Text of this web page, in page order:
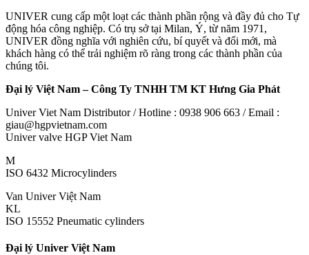
UNIVER cung cấp một loạt các thành phần rộng và đầy đủ cho Tự
động hóa công nghiệp. Có trụ sở tại Milan, Ý, từ năm 1971,
UNIVER đồng nghĩa với nghiên cứu, bí quyết và đổi mới, mà
khách hàng có thể trải nghiệm rõ ràng trong các thành phần của
chúng tôi.
Đại lý Việt Nam – Công Ty TNHH TM KT Hưng Gia Phát
Univer Viet Nam Distributor / Hotline : 0938 906 663 / Email :
giau@hgpvietnam.com
Univer valve HGP Viet Nam
M
ISO 6432 Microcylinders
Van Univer Việt Nam
KL
ISO 15552 Pneumatic cylinders
Đại lý Univer Việt Nam